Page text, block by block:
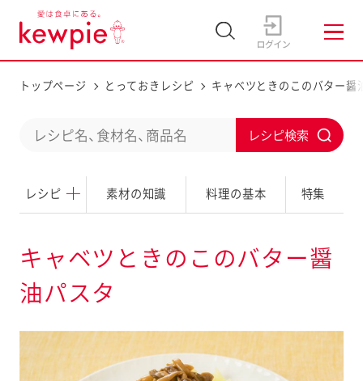
トップページ とっておきレシピ キャベツときのこのバター醤
レシピ 素材の知識 料理の基本 特集
d
c
t
b
キャベツときのこのバター醤
油パスタ